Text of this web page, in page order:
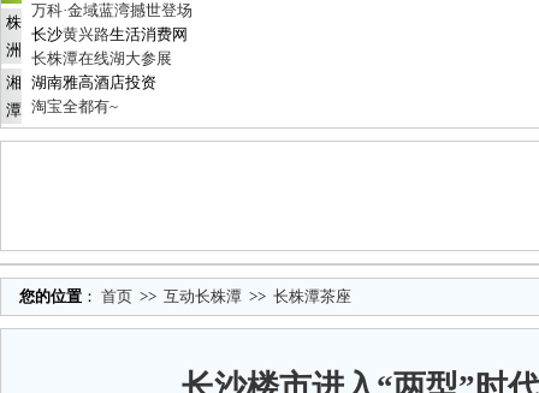
株
洲
湘
潭
万科·金域蓝湾撼世登场
长沙黄兴路生活消费网
长株潭在线湖大参展
湖南雅高酒店投资
淘宝全都有~
您的位置 ： 首页 >> 互动长株潭 >> 长株潭茶座